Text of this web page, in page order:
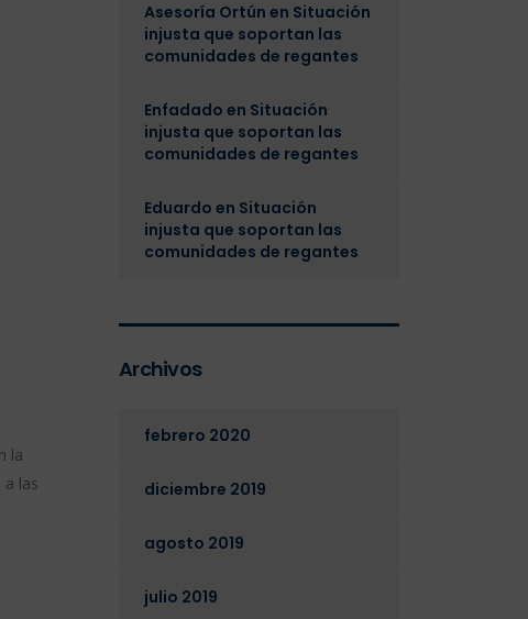
la
las
Asesoría Ortún en Situación
injusta que soportan las
comunidades de regantes
Enfadado en Situación
injusta que soportan las
comunidades de regantes
Eduardo en Situación
injusta que soportan las
comunidades de regantes
Archivos
febrero 2020
diciembre 2019
agosto 2019
julio 2019